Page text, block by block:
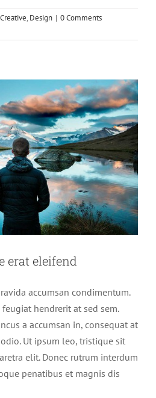
Creative, Design | 0 Comments
ante erat eleifend
erat eleifend
accumsan condimentum.
hendrerit at sed sem.
a accumsan in, consequat at
Ut ipsum leo, tristique sit
elit. Donec rutrum interdum
penatibus et magnis dis